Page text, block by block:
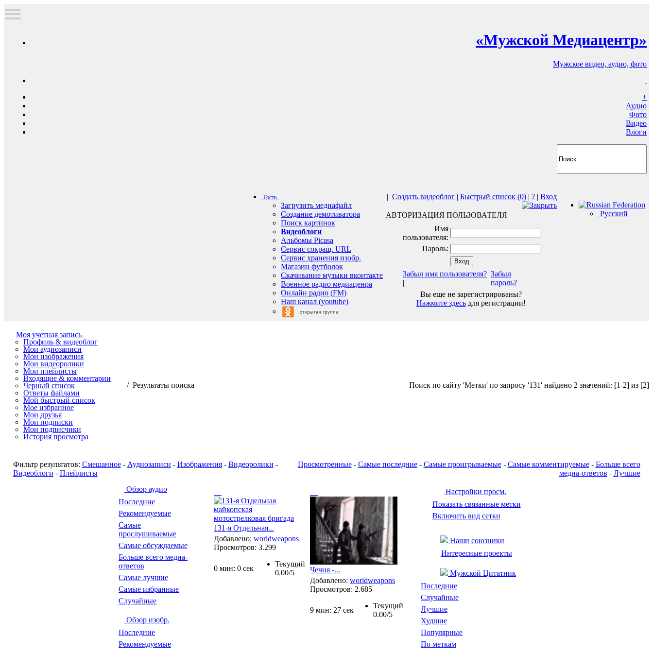
«Мужской Медиацентр»
Мужское видео, аудио, фото
+
Аудио
Фото
Видео
Влоги
Гость
Загрузить медиафайл
Создание демотиватора
Поиск картинок
Видеоблоги
Альбомы Picasa
Сервис сокращ. URL
Сервис хранения изобр.
Магазин футболок
Скачивание музыки вконтакте
Военное радио медиаценра
Онлайн радио (FM)
Наш канал (youtube)
| Создать видеоблог | Быстрый список (0) | ? | Вход
АВТОРИЗАЦИЯ ПОЛЬЗОВАТЕЛЯ
Имя
пользователя:
Пароль:
Забыл имя пользователя?
|
Забыл
пароль?
Вы еще не зарегистрированы?
Нажмите здесьдля регистрации!
Русский
Моя учетная запись
Профиль & видеоблог
Мои аудиозаписи
Мои изображения
Мои видеоролики
Мои плейлисты
Входящие & комментарии
Черный список
Ответы файлами
Мой быстрый список
Мое избранное
Мои друзья
Мои подписки
Мои подписчики
История просмотра
/ Результаты поиска Поиск по сайту 'Метки' по запросу '131' найдено 2 значений: [1-2] из [2]
Фильтр результатов: Смешанное- Аудиозаписи - Изображения- Видеоролики -
Видеоблоги - Плейлисты
Просмотренные- Самые последние- Самые проигрываемые- Самые комментируемые- Больше всего
медиа-ответов - Лучшие
Обзор аудио
Последние
Рекомендуемые
Самые
прослушиваемые
Самые обсуждаемые
Больше всего медиа-
ответов
Самые лучшие
Самые избранные
Случайные
Обзор изобр.
Последние
Рекомендуемые
131-я Отдельная...
Добавлено: worldweapons
Просмотров: 3.299
0 мин: 0 сек
Текущий
0.00/5
Чечня -...
Добавлено: worldweapons
Просмотров: 2.685
9 мин: 27 сек
Текущий
0.00/5
Настройки просм.
Показать связанные метки
Включить вид сетки
Наши союзники
Интересные проекты
Мужской Цитатник
Последние
Случайные
Лучшие
Худшие
Популярные
По меткам